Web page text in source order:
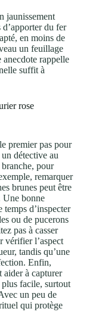
jaunissement
du fer
en moins de
un feuillage
anecdote rappelle
suffit à
rose
premier pas pour
détective au
pour
remarquer
brunes peut être
Une bonne
d’inspecter
ou de pucerons
pas à casser
vérifier l’aspect
tandis qu’une
Enfin,
aider à capturer
facile, surtout
un peu de
qui protège